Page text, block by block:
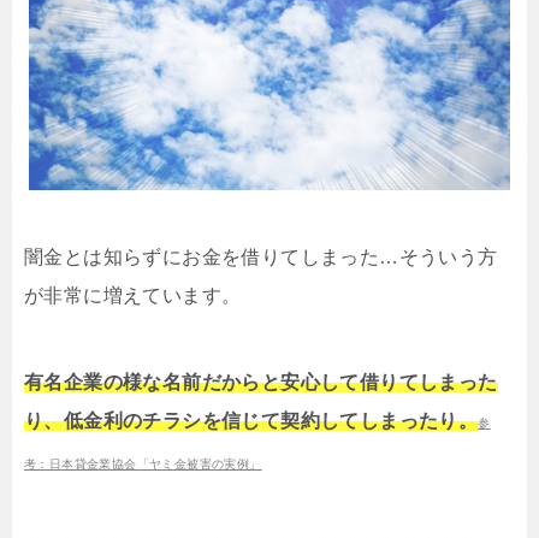
闇金とは知らずにお金を借りてしまった…そういう方
が非常に増えています。
有名企業の様な名前だからと安心して借りてしまった
り、低金利のチラシを信じて契約してしまったり。参
考：日本貸金業協会「ヤミ金被害の実例」